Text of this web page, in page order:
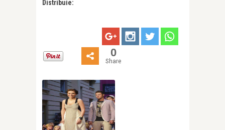
Distribuie:
0
Share